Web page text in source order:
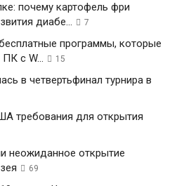
почему картофель фри
диабе...
7
программы, которые
с W...
15
в четвертьфинал турнира в
требования для открытия
неожиданное открытие
69